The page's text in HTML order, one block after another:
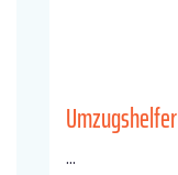
Umzugshelfer
...